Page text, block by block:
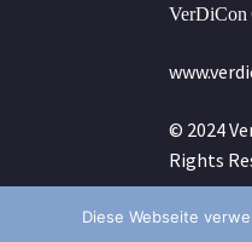
VerDiCon
© 2024
Rights
Diese Webseite